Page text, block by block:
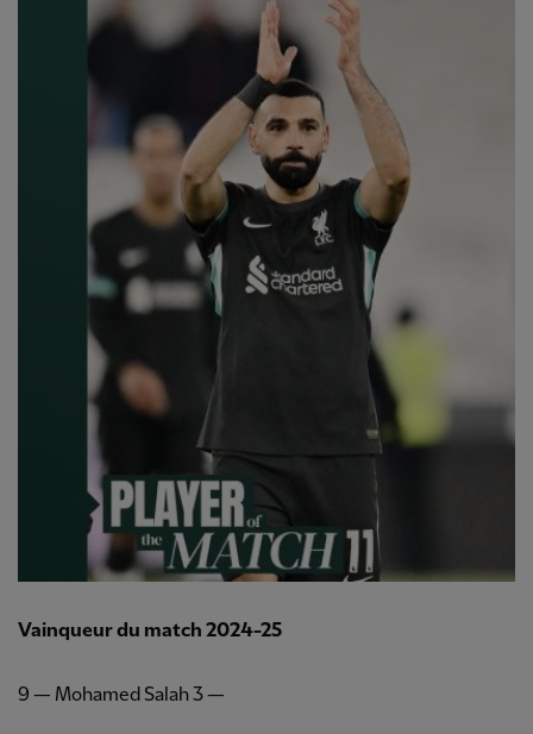
Vainqueur du match 2024-25
9 — Mohamed Salah 3 —